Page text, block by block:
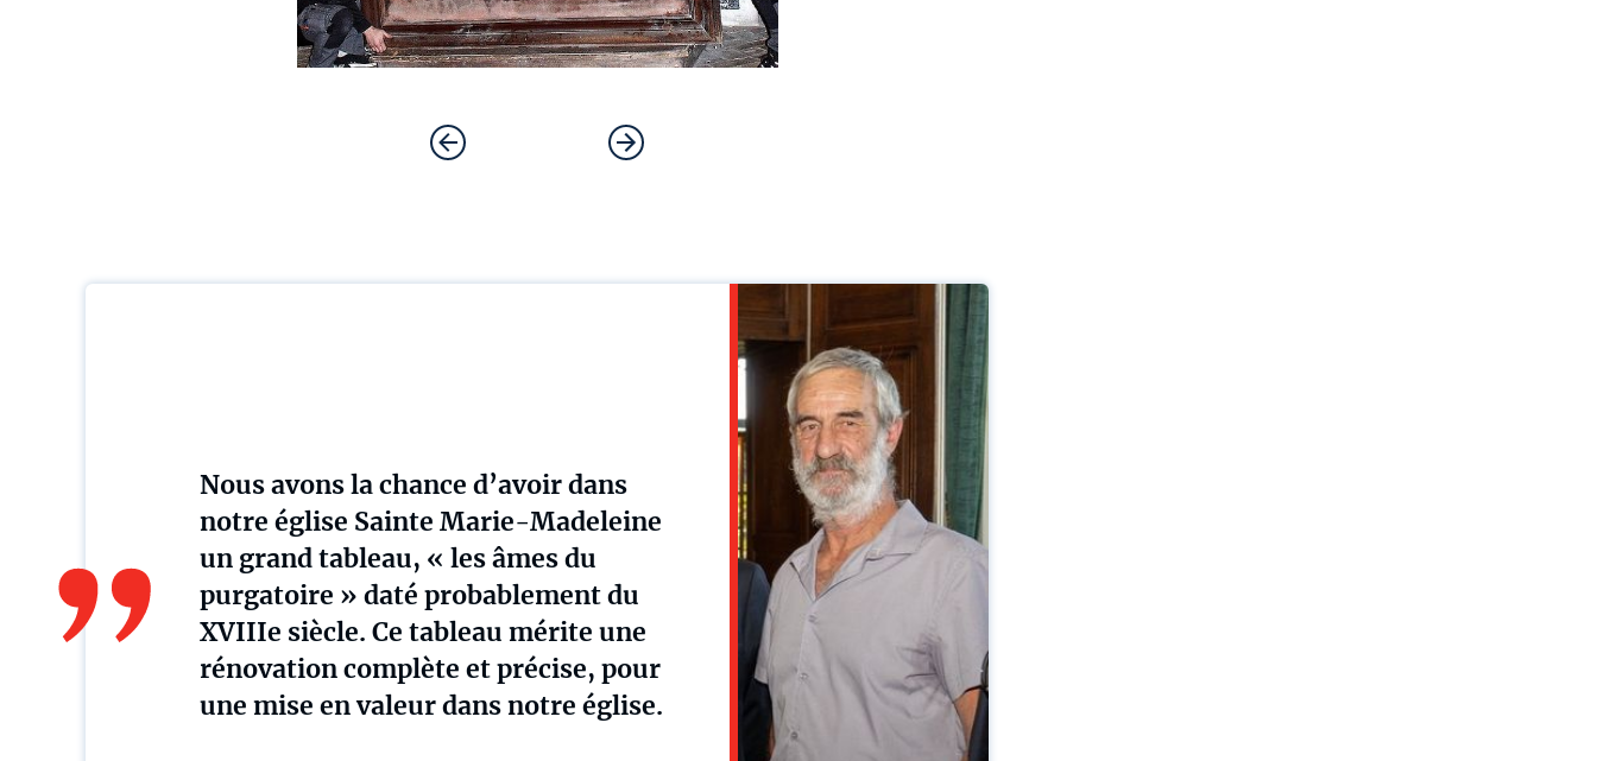
Nous avons la chance d’avoir dans
notre église Sainte Marie-Madeleine
un grand tableau, « les âmes du
purgatoire » daté probablement du
XVIIIe siècle. Ce tableau mérite une
rénovation complète et précise, pour
une mise en valeur dans notre église.